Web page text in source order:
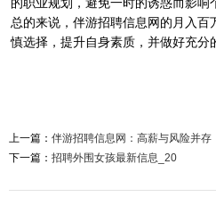
总的来说，伴游招聘信息网的月入
慎选择，提升自身素质，并做好充分
上一篇： 伴游招聘信息网：高薪与风险并存
下一篇： 招聘外围女孩最新信息_20